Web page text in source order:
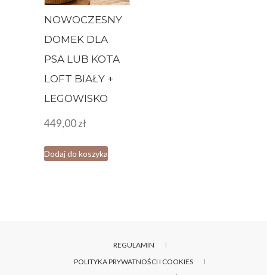
NOWOCZESNY
DOMEK DLA
PSA LUB KOTA
LOFT BIAŁY +
LEGOWISKO
449,00zł
Dodaj do koszyka
REGULAMIN
POLITYKA PRYWATNOŚCI I COOKIES